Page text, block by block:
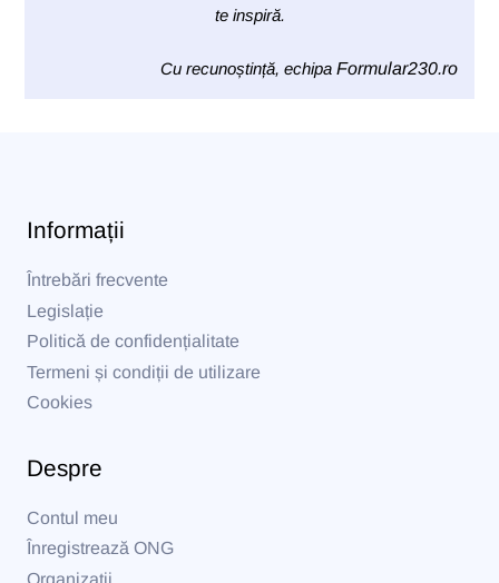
te inspiră.
Cu recunoștință, echipa Formular230.ro
Informații
Întrebări frecvente
Legislație
Politică de confidențialitate
Termeni și condiții de utilizare
Cookies
Despre
Contul meu
Înregistrează ONG
Organizații